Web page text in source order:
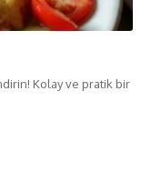
Kolay ve pratik bir